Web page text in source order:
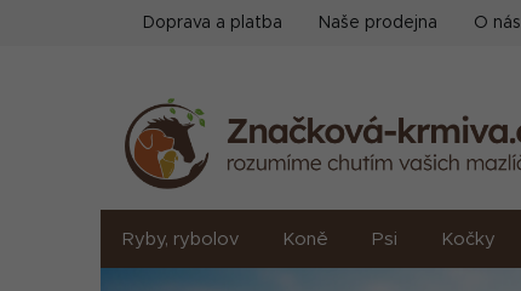
Doprava a platba Naše prodejna O nás
Ryby, rybolov Koně Psi Kočky